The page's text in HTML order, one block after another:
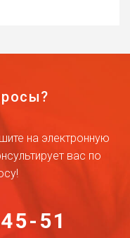
на электронную
вас по
51